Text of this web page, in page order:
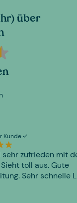
über
Kunde
sehr zufrieden mit
Sieht toll aus. Gute
Sehr schnelle